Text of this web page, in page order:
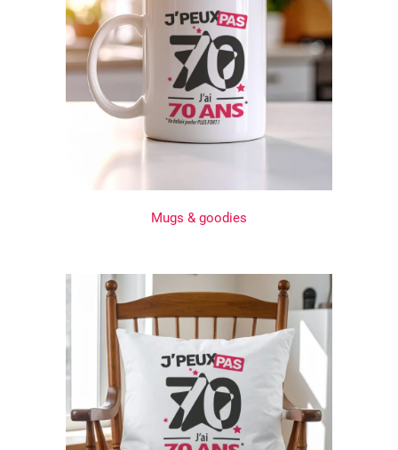
Mugs & goodies